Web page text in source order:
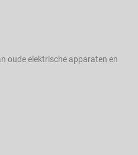
oude elektrische apparaten en